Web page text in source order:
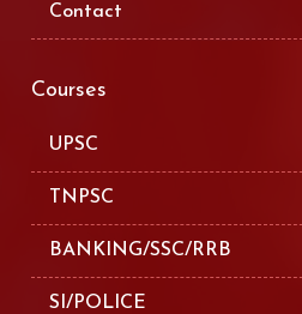
Contact
Courses
UPSC
TNPSC
BANKING/SSC/RRB
SI/POLICE